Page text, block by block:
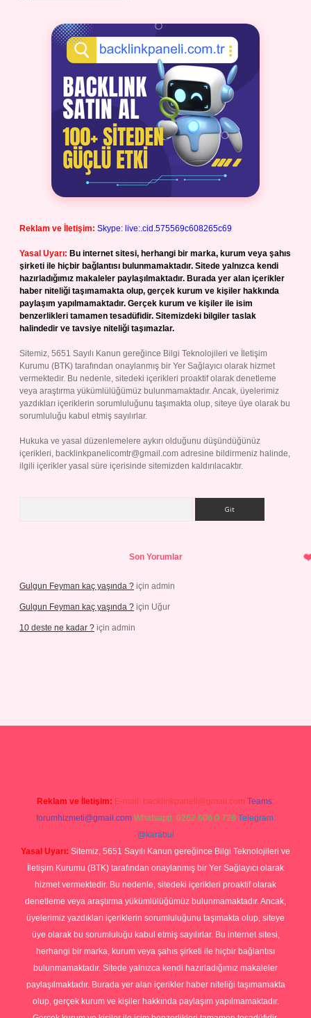
Reklam ve İletişim: Skype: live:.cid.575569c608265c69
Yasal Uyarı: Bu internet sitesi, herhangi bir marka, kurum veya şahıs
şirketi ile hiçbir bağlantısı bulunmamaktadır. Sitede yalnızca kendi
hazırladığımız makaleler paylaşılmaktadır. Burada yer alan içerikler
haber niteliği taşımamakta olup, gerçek kurum ve kişiler hakkında
paylaşım yapılmamaktadır. Gerçek kurum ve kişiler ile isim
benzerlikleri tamamen tesadüfidir. Sitemizdeki bilgiler taslak
halindedir ve tavsiye niteliği taşımazlar.
Sitemiz, 5651 Sayılı Kanun gereğince Bilgi Teknolojileri ve İletişim
Kurumu (BTK) tarafından onaylanmış bir Yer Sağlayıcı olarak hizmet
vermektedir. Bu nedenle, sitedeki içerikleri proaktif olarak denetleme
veya araştırma yükümlülüğümüz bulunmamaktadır. Ancak, üyelerimiz
yazdıkları içeriklerin sorumluluğunu taşımakta olup, siteye üye olarak bu
sorumluluğu kabul etmiş sayılırlar.
Hukuka ve yasal düzenlemelere aykırı olduğunu düşündüğünüz
içerikleri, backlinkpanelicomtr@gmail.com adresine bildirmeniz halinde,
ilgili içerikler yasal süre içerisinde sitemizden kaldırılacaktır.
Son Yorumlar
Gulgun Feyman kaç yaşında ? için admin
Gulgun Feyman kaç yaşında ? için Uğur
10 deste ne kadar ? için admin
Reklam ve İletişim: E-mail: backlinkpaneli@gmail.com Teams:
forumhizmeti@gmail.com Whatsapp: 0262 606 0 726 Telegram:
@karabul
Yasal Uyarı: Sitemiz, 5651 Sayılı Kanun gereğince Bilgi Teknolojileri ve
İletişim Kurumu (BTK) tarafından onaylanmış bir Yer Sağlayıcı olarak
hizmet vermektedir. Bu nedenle, sitedeki içerikleri proaktif olarak
denetleme veya araştırma yükümlülüğümüz bulunmamaktadır. Ancak,
üyelerimiz yazdıkları içeriklerin sorumluluğunu taşımakta olup, siteye
üye olarak bu sorumluluğu kabul etmiş sayılırlar. Bu internet sitesi,
herhangi bir marka, kurum veya şahıs şirketi ile hiçbir bağlantısı
bulunmamaktadır. Sitede yalnızca kendi hazırladığımız makaleler
paylaşılmaktadır. Burada yer alan içerikler haber niteliği taşımamakta
olup, gerçek kurum ve kişiler hakkında paylaşım yapılmamaktadır.